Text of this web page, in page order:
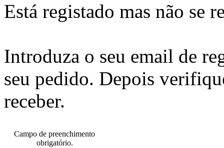
Está registado mas não se
Introduza o seu email de
seu pedido. Depois
receber.
Campo de preenchimento
obrigatório.